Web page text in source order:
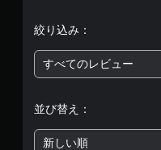
絞り込み：
すべてのレビュー
並び替え：
新しい順